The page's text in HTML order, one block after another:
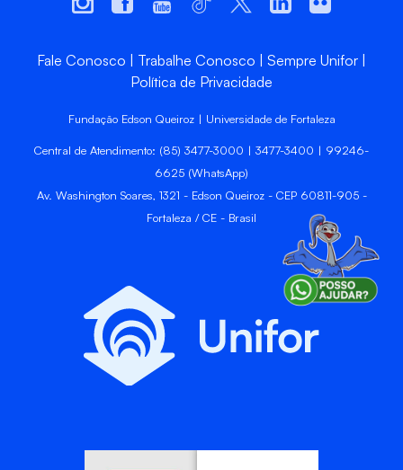
Fale Conosco Trabalhe Conosco
Sempre Unifor
Política de Privacidade
Fundação Edson Queiroz | Universidade de Fortaleza
Central de Atendimento: (85) 3477-3000 | 3477-3400 | 99246-
6625 (WhatsApp)
Av. Washington Soares, 1321 - Edson Queiroz - CEP 60811-905 -
Fortaleza / CE - Brasil